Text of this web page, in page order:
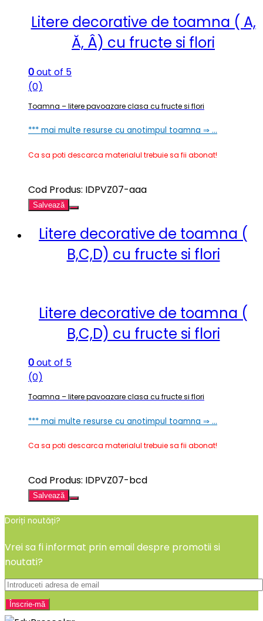
Litere decorative de toamna ( A,
Ă, Â) cu fructe si flori
0out of 5
(0)
Toamna – litere pavoazare clasa cu fructe si flori
*** mai multe resurse cu anotimpul toamna ⇒ …
Ca sa poti descarca materialul trebuie sa fii abonat!
Cod Produs: IDPVZ07-aaa
Salvează
Litere decorative de toamna (
B,C,D) cu fructe si flori
Litere decorative de toamna (
B,C,D) cu fructe si flori
0out of 5
(0)
Toamna – litere pavoazare clasa cu fructe si flori
*** mai multe resurse cu anotimpul toamna ⇒ …
Ca sa poti descarca materialul trebuie sa fii abonat!
Cod Produs: IDPVZ07-bcd
Salvează
Doriți noutăți?
Vrei sa fi informat prin email despre promotii si
noutati?